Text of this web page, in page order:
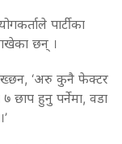
पार्टीका
राखेका छन् ।
लेख्छन, ‘अरु कुनै फेक्टर
छाप हुनु पर्नेमा, वडा